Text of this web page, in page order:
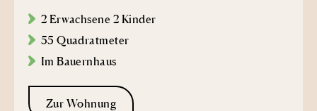
2 Erwachsene 2 Kinder
55 Quadratmeter
Im Bauernhaus
Zur Wohnung